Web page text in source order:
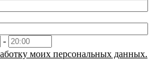
-
моих персональных данных.